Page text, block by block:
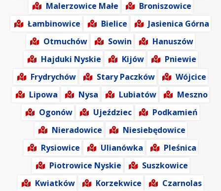
Malerzowice Małe
Broniszowice
Łambinowice
Bielice
Jasienica Górna
Otmuchów
Sowin
Hanuszów
Hajduki Nyskie
Kijów
Pniewie
Frydrychów
Stary Paczków
Wójcice
Lipowa
Nysa Lubiatów
Meszno
Ogonów
Ujeździec
Podkamień
Nieradowice
Niesiebędowice
Rysiowice
Ulianówka
Pleśnica
Piotrowice Nyskie
Suszkowice
Kwiatków
Korzekwice
Czarnolas